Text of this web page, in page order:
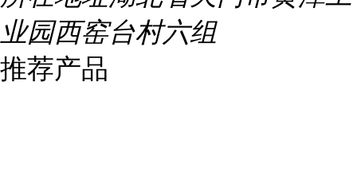
业园西窑台村六组
推荐产品